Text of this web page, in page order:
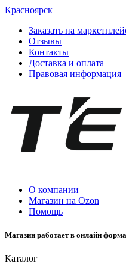
Красноярск
Заказать на
Отзывы
Контакты
Доставка и оплата
Правовая информация
О компании
Магазин на Ozon
Помощь
Магазин работает в онлайн
Каталог